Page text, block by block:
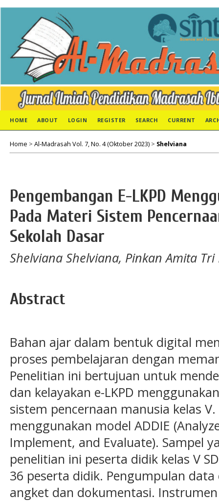
HOME ABOUT LOGIN REGISTER SEARCH CURRENT
Home > Al-Madrasah Vol. 7, No. 4 (Oktober 2023) > Shelviana
Pengembangan E-LKPD
Pada Materi Sistem
Sekolah Dasar
Shelviana Shelviana, Pinkan Amita
Abstract
Bahan ajar dalam bentuk digital
proses pembelajaran dengan
Penelitian ini bertujuan untuk
dan kelayakan e-LKPD
sistem pencernaan manusia kelas
menggunakan model ADDIE
Implement, and Evaluate). Sampel
penelitian ini peserta didik kelas V
36 peserta didik. Pengumpulan
angket dan dokumentasi.